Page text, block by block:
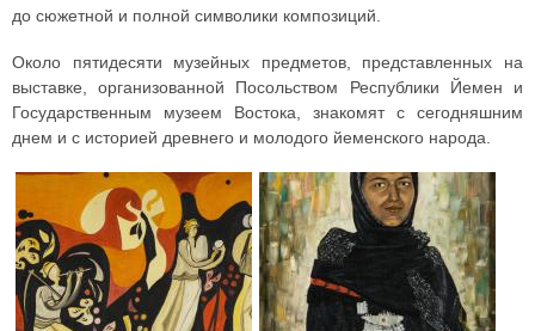
до сюжетной и полной символики композиций.
Около пятидесяти музейных предметов, представленных на
выставке, организованной Посольством Республики Йемен и
Государственным музеем Востока, знакомят с сегодняшним
днем и с историей древнего и молодого йеменского народа.